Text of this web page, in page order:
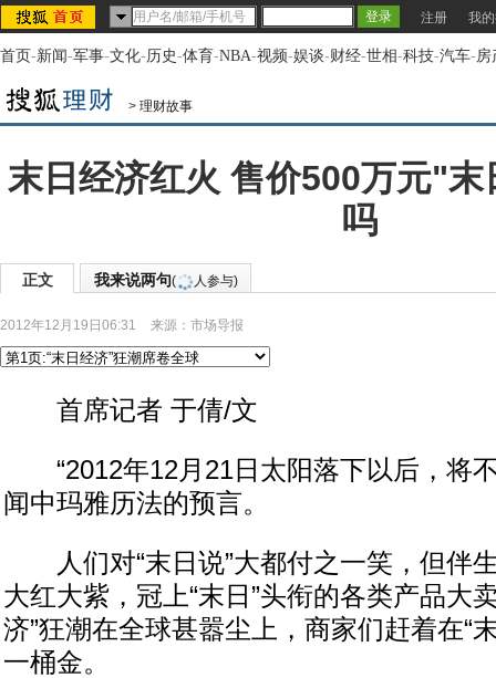
注册 我
首页-新闻-军事-文化-历史-体育-NBA-视频-娱谈-财经-世相-科技-汽车-房
> 理财故事
末日经济红火 售价500万元"
吗
正文 我来说两句( 人参与)
2012年12月19日06:31 来源： 市场导报
首席记者 于倩/文
“2012年12月21日太阳落下以后，将不
闻中玛雅历法的预言。
人们对“末日说”大都付之一笑，但伴生
大红大紫，冠上“末日”头衔的各类产品大
济”狂潮在全球甚嚣尘上，商家们赶着在“
一桶金。